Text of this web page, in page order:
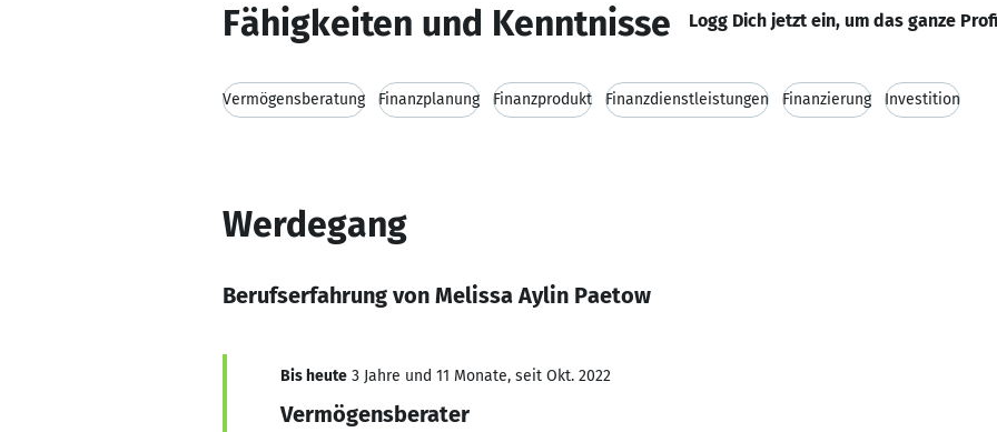
Fähigkeiten und Kenntnisse Logg Dich jetzt ein, um das ganze
Vermögensberatung Finanzplanung Finanzprodukt Finanzdienstleistungen Finanzierung Investition
Werdegang
Berufserfahrung von Melissa Aylin Paetow
Bis heute 3 Jahre und 11 Monate, seit Okt. 2022
Vermögensberater